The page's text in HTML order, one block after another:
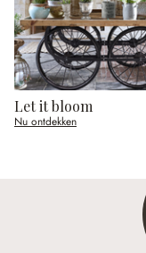
Let it bloom
Nu ontdekken